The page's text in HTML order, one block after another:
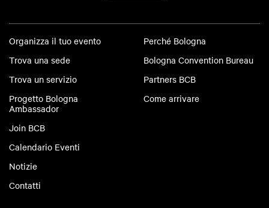
Organizza il tuo evento
Trova una sede
Trova un servizio
Progetto Bologna
Ambassador
Join BCB
Calendario Eventi
Notizie
Contatti
Perché Bologna
Bologna Convention Bureau
Partners BCB
Come arrivare